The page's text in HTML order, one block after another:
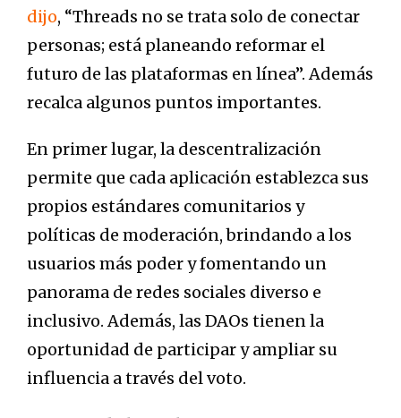
dijo, “Threads no se trata solo de conectar
personas; está planeando reformar el
futuro de las plataformas en línea”. Además
recalca algunos puntos importantes.
En primer lugar, la descentralización
permite que cada aplicación establezca sus
propios estándares comunitarios y
políticas de moderación, brindando a los
usuarios más poder y fomentando un
panorama de redes sociales diverso e
inclusivo. Además, las DAOs tienen la
oportunidad de participar y ampliar su
influencia a través del voto.